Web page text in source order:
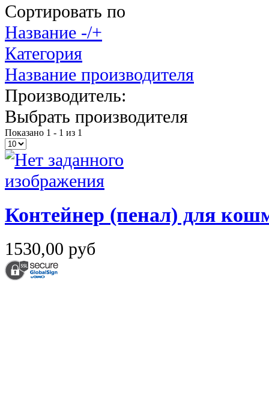
Сортировать по
Название -/+
Категория
Название производителя
Производитель:
Выбрать производителя
Показано 1 - 1 из 1
Контейнер (пенал) для
1530,00 руб